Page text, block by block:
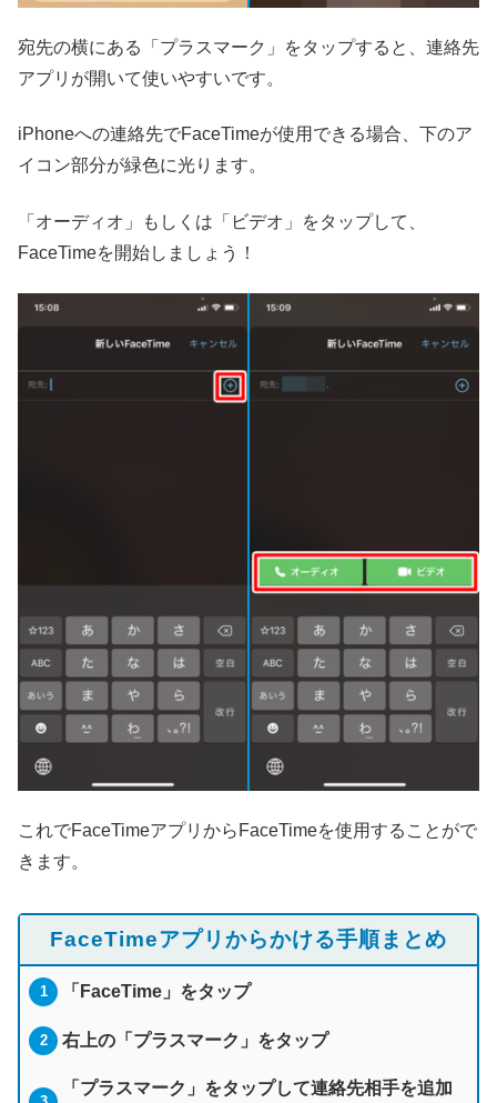
宛先の横にある「プラスマーク」をタップすると、連絡先
アプリが開いて使いやすいです。
iPhoneへの連絡先でFaceTimeが使用できる場合、下のア
イコン部分が緑色に光ります。
「オーディオ」もしくは「ビデオ」をタップして、
FaceTimeを開始しましょう！
これでFaceTimeアプリからFaceTimeを使用することがで
きます。
FaceTimeアプリからかける手順まとめ
「FaceTime」をタップ
右上の「プラスマーク」をタップ
「プラスマーク」をタップして連絡先相手を追加